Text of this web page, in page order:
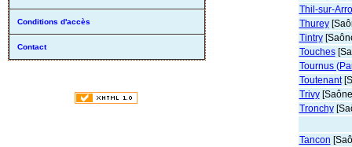
Conditions d'accès
Contact
Thil-sur-
Thurey
Tintry
Touches
Tournus
Toutenant
Trivy
Tronchy
Tancon